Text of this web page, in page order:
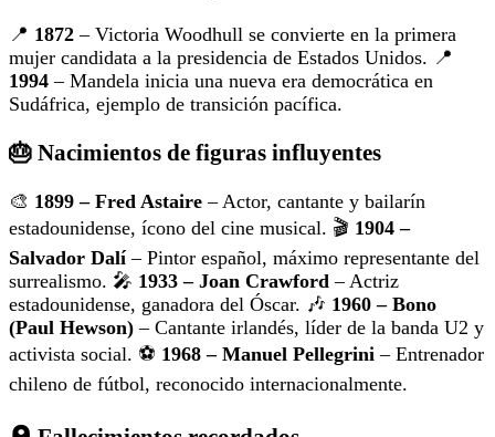
📍 1872 – Victoria Woodhull se convierte en la primera
mujer candidata a la presidencia de Estados Unidos. 📍
1994 – Mandela inicia una nueva era democrática en
Sudáfrica, ejemplo de transición pacífica.
🎂 Nacimientos de figuras influyentes
🎨 1899 – Fred Astaire – Actor, cantante y bailarín
estadounidense, ícono del cine musical. 🎬 1904 –
Salvador Dalí– Pintor español, máximo representante del
surrealismo. 🎤 1933 – Joan Crawford – Actriz
estadounidense, ganadora del Óscar. 🎶 1960 – Bono
(Paul Hewson) – Cantante irlandés, líder de la banda U2 y
activista social. ⚽ 1968 – Manuel Pellegrini – Entrenador
chileno de fútbol, reconocido internacionalmente.